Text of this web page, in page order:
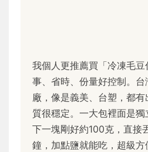
我個人更推薦買「冷凍毛
事、省時、份量好控制。
廠，像是義美、台塑，都
質很穩定。一大包裡面是
下一塊剛好約100克，直接
鐘，加點鹽就能吃，超級